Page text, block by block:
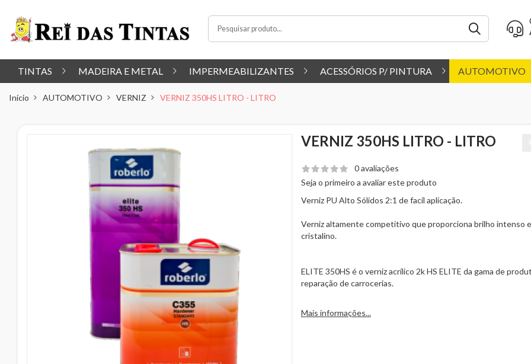
TINTAS MADEIRA E METAL IMPERMEABILIZANTES ACESSÓRIOS P/ PINTURA AUTOMOTIVO
Início AUTOMOTIVO VERNIZ VERNIZ 350HS LITRO - LITRO
VERNIZ 350HS LITRO - LITRO
0 avaliações
Seja o primeiro a avaliar este produto
Verniz PU Alto Sólidos 2:1 de facíl aplicação.
Verniz altamente competitivo que proporciona brilho intenso e
cristalino.
ELITE 350HS é o verniz acrílico 2k HS ELITE da gama de
reparação de carrocerias.
Mais informações...